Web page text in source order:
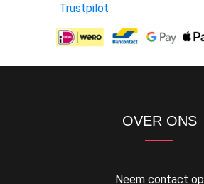
Trustpilot
OVER ONS
Neem contact op